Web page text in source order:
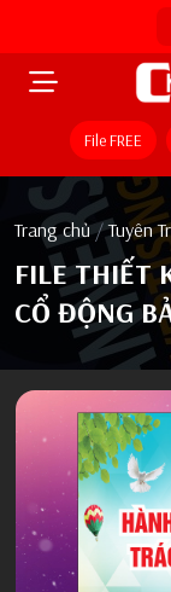
File FREE
Trang chủ / Tuyên
FILE THIẾT
CỔ ĐỘNG